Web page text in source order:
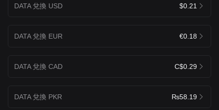
DATA 兌換 USD $0.21
DATA 兌換 EUR €0.18
DATA 兌換 CAD C$0.29
DATA 兌換 PKR ₨58.19